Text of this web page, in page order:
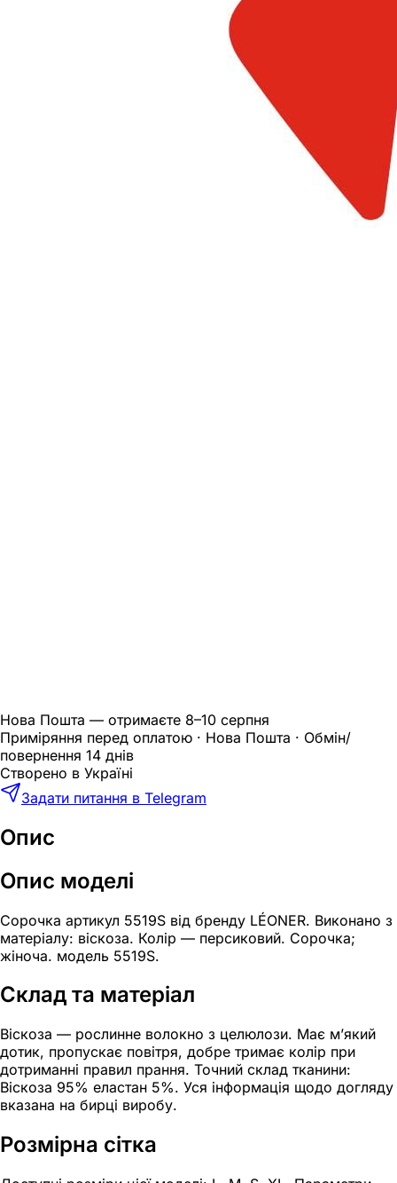
Нова Пошта — отримаєте 8–10 серпня
Приміряння перед оплатою · Нова Пошта · Обмін/
повернення 14 днів
Створено в Україні
Задати питання в Telegram
Опис
Опис моделі
Сорочка артикул 5519S від бренду LÉONER. Виконано з
матеріалу: віскоза. Колір — персиковий. Сорочка;
жіноча. модель 5519S.
Склад та матеріал
Віскоза — рослинне волокно з целюлози. Має м’який
дотик, пропускає повітря, добре тримає колір при
дотриманні правил прання. Точний склад тканини:
Віскоза 95% еластан 5%. Уся інформація щодо догляду
вказана на бирці виробу.
Розмірна сітка